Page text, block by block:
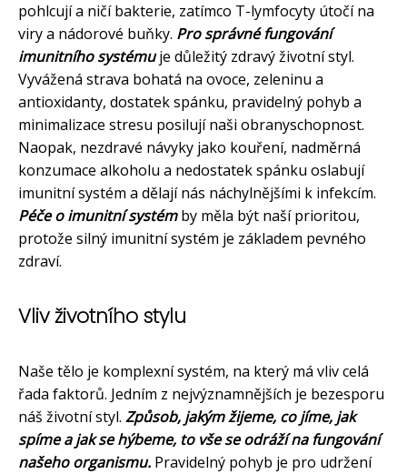
pohlcují a ničí bakterie, zatímco T-lymfocyty útočí na
viry a nádorové buňky. Pro správné fungování
imunitního systémuje důležitý zdravý životní styl.
Vyvážená strava bohatá na ovoce, zeleninu a
antioxidanty, dostatek spánku, pravidelný pohyb a
minimalizace stresu posilují naši obranyschopnost.
Naopak, nezdravé návyky jako kouření, nadměrná
konzumace alkoholu a nedostatek spánku oslabují
imunitní systém a dělají nás náchylnějšími k infekcím.
Péče o imunitní systémby měla být naší prioritou,
protože silný imunitní systém je základem pevného
zdraví.
Vliv životního stylu
Naše tělo je komplexní systém, na který má vliv celá
řada faktorů. Jedním z nejvýznamnějších je bezesporu
náš životní styl. Způsob, jakým žijeme, co jíme, jak
spíme a jak se hýbeme, to vše se odráží na fungování
našeho organismu. Pravidelný pohyb je pro udržení